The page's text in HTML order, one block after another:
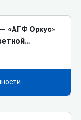
«АГФ Орхус»